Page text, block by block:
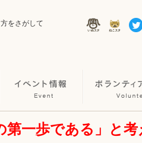
をさがして
一歩である」と考